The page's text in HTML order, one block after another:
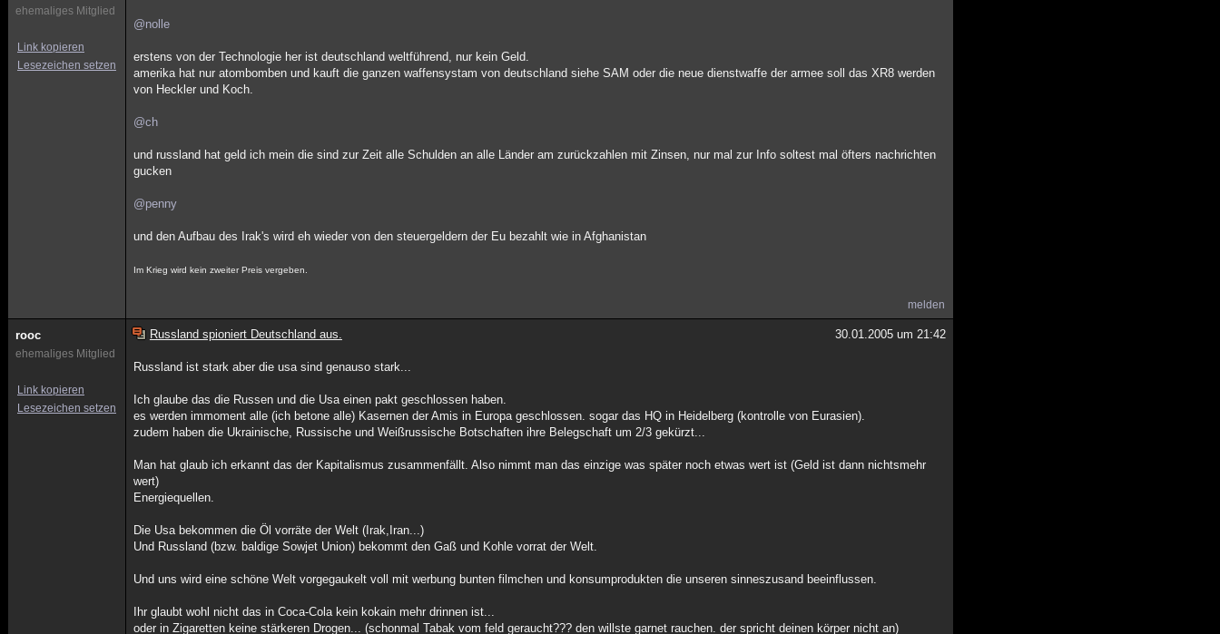
ehemaliges Mitglied
Link kopieren
Lesezeichen setzen
@nolle
erstens von der Technologie her ist deutschland weltführend, nur kein Geld.
amerika hat nur atombomben und kauft die ganzen waffensystam von deutschland siehe SAM oder die neue dienstwaffe der armee soll das XR8 werden
von Heckler und Koch.
@ch
und russland hat geld ich mein die sind zur Zeit alle Schulden an alle Länder am zurückzahlen mit Zinsen, nur mal zur Info soltest mal öfters nachrichten
gucken
@penny
und den Aufbau des Irak's wird eh wieder von den steuergeldern der Eu bezahlt wie in Afghanistan
Im Krieg wird kein zweiter Preis vergeben.
melden
rooc
ehemaliges Mitglied
Link kopieren
Lesezeichen setzen
Russland spioniert Deutschland aus. 30.01.2005 um 21:42
Russland ist stark aber die usa sind genauso stark...
Ich glaube das die Russen und die Usa einen pakt geschlossen haben.
es werden immoment alle (ich betone alle) Kasernen der Amis in Europa geschlossen. sogar das HQ in Heidelberg (kontrolle von Eurasien).
zudem haben die Ukrainische, Russische und Weißrussische Botschaften ihre Belegschaft um 2/3 gekürzt...
Man hat glaub ich erkannt das der Kapitalismus zusammenfällt. Also nimmt man das einzige was später noch etwas wert ist (Geld ist dann nichtsmehr
wert)
Energiequellen.
Die Usa bekommen die Öl vorräte der Welt (Irak,Iran...)
Und Russland (bzw. baldige Sowjet Union) bekommt den Gaß und Kohle vorrat der Welt.
Und uns wird eine schöne Welt vorgegaukelt voll mit werbung bunten filmchen und konsumprodukten die unseren sinneszusand beeinflussen.
Ihr glaubt wohl nicht das in Coca-Cola kein kokain mehr drinnen ist...
oder in Zigaretten keine stärkeren Drogen... (schonmal Tabak vom feld geraucht??? den willste garnet rauchen. der spricht deinen körper nicht an)